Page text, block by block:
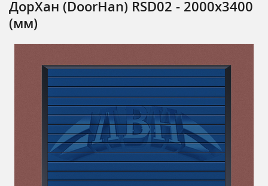
ДорХан (DoorHan) RSD02 - 2000x3400
(мм)